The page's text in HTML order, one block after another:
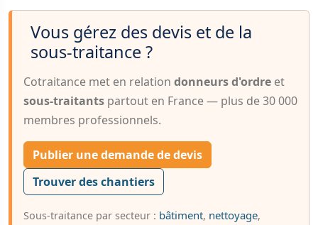
Vous gérez des devis et de la
sous-traitance ?
Cotraitance met en relation donneurs d'ordre et
sous-traitants partout en France — plus de 30 000
membres professionnels.
Publier une demande de devis
Trouver des chantiers
Sous-traitance par secteur : bâtiment, nettoyage,